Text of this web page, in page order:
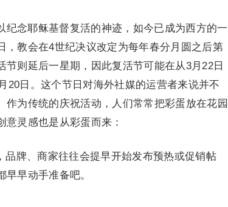
念耶稣基督复活的神迹，如今已成为西方的一
教会在4世纪决议改定为每年春分月圆之后第
则延后一星期，因此复活节可能在从3月22日
20日。这个节日对海外社媒的运营者来说并不
为传统的庆祝活动，人们常常把彩蛋放在花园
灵感也是从彩蛋而来：
牌、商家往往会提早开始发布预热或促销帖
早动手准备吧。